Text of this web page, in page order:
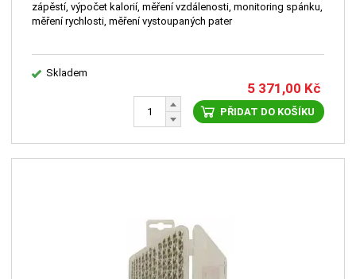
zápěstí, výpočet kalorií, měření vzdálenosti, monitoring spánku,
měření rychlosti, měření vystoupaných pater
Skladem
5 371,00 Kč
PŘIDAT DO KOŠÍKU